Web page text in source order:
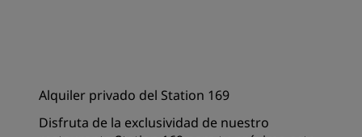
Alquiler privado del Station 169
Disfruta de la exclusividad de nuestro